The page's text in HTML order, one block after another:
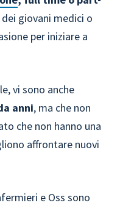
giovani medici o
per iniziare a
vi sono anche
anni, ma che non
che non hanno una
affrontare nuovi
e Oss sono